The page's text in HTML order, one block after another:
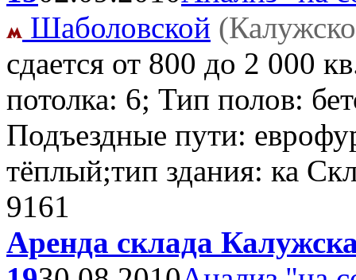
Шаболовской
сдается от 800 до 2 000
потолка: 6; Тип полов:
Подъездные пути:
тёплый;тип здания: ка
9161
Аренда склада